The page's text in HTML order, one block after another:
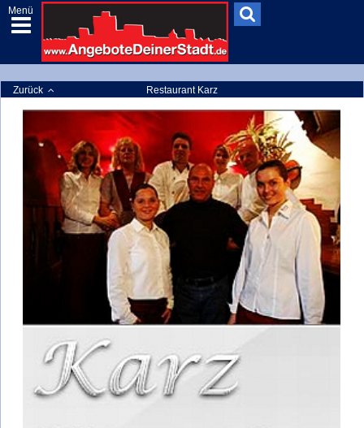
Menü
Zurück Restaurant Karz